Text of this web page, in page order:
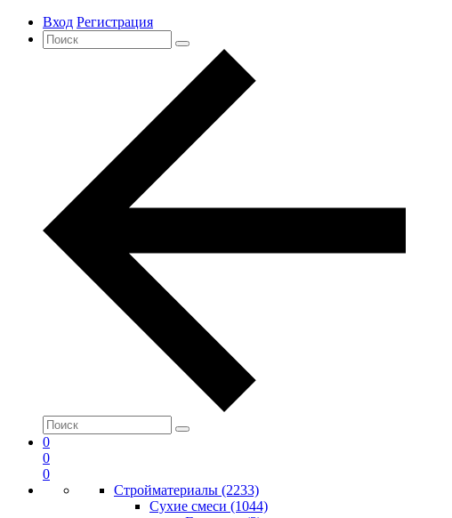
Вход Регистрация
0
0
0
Стройматериалы (2233)
Сухие смеси (1044)